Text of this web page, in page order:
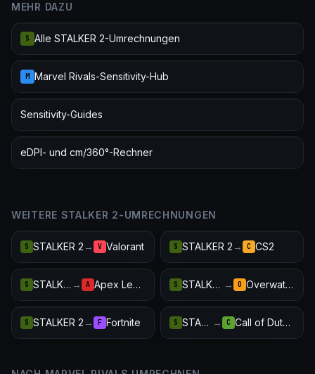
MEHR DAZU
S Alle STALKER 2-Umrechnungen
M Marvel Rivals-Sensitivity-Hub
Sensitivity-Guides
eDPI- und cm/360°-Rechner
WEITERE STALKER 2-UMRECHNUNGEN
S STALKER 2 → V Valorant S STALKER 2 → C CS2
S STALKER 2 → A Apex Legends S STALKER 2 → O Overwatch 2
S STALKER 2 → F Fortnite S STALKER 2 → C Call of Duty: Warzone